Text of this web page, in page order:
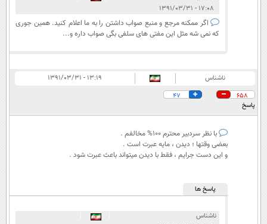
۱۷:۰۸ - ۱۳۹۱/۰۳/۳۱
اگر ممکنه مرجع و منبع صواب داشتن را به ما اعلام کنید. همین جوری
که نمی شه مثل این مفتی های سلفی بگی صواب داره و...
ناشناس
۱۳:۱۹ - ۱۳۹۱/۰۳/۳۱
658
47
پاسخ
با نظر سردبیر محترم 100% مخالفم .
بعضی وقتها ؛ دیدن ، مایه عبرت است .
و این دست جرایم ، فقط با دیدن میتواند باعث عبرت شود .
پاسخ ها
ناشناس